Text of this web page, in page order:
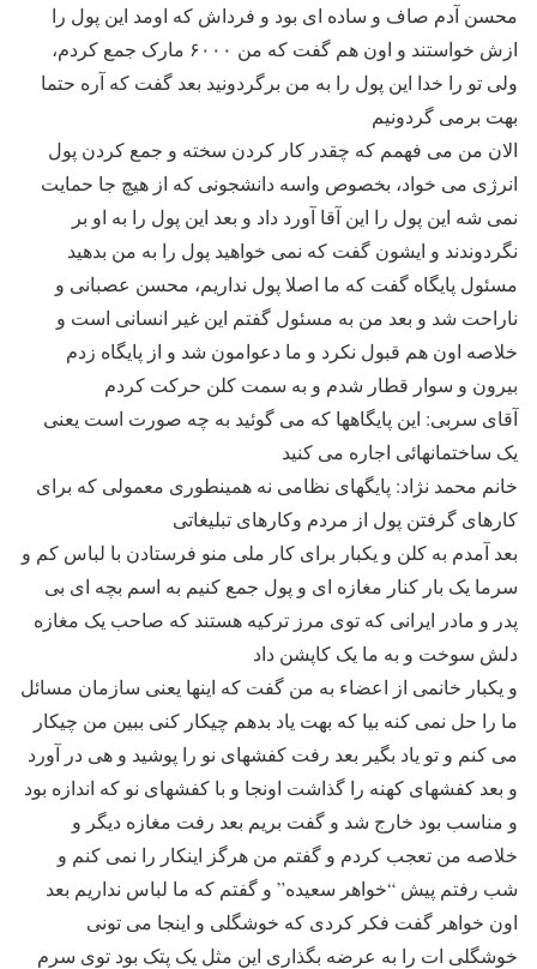
محسن آدم صاف و ساده ای بود و فرداش که اومد این پول را
ازش خواستند و اون هم گفت که من ۶۰۰۰ مارک جمع کردم،
ولی تو را خدا این پول را به من برگردونید بعد گفت که آره حتما
بهت برمی گردونیم
الان من می فهمم که چقدر کار کردن سخته و جمع کردن پول
انرژی می خواد، بخصوص واسه دانشجونی که از هیچ جا حمایت
نمی شه این پول را این آقا آورد داد و بعد این پول را به او بر
نگردوندند و ایشون گفت که نمی خواهید پول را به من بدهید
مسئول پایگاه گفت که ما اصلا پول نداریم، محسن عصبانی و
ناراحت شد و بعد من به مسئول گفتم این غیر انسانی است و
خلاصه اون هم قبول نکرد و ما دعوامون شد و از پایگاه زدم
بیرون و سوار قطار شدم و به سمت کلن حرکت کردم
آقای سربی: این پایگاهها که می گوئید به چه صورت است یعنی
یک ساختمانهائی اجاره می کنید
خانم محمد نژاد: پایگهای نظامی نه همینطوری معمولی که برای
کارهای گرفتن پول از مردم وکارهای تبلیغاتی
بعد آمدم به کلن و یکبار برای کار ملی منو فرستادن با لباس کم و
سرما یک بار کنار مغازه ای و پول جمع کنیم به اسم بچه ای بی
پدر و مادر ایرانی که توی مرز ترکیه هستند که صاحب یک مغازه
دلش سوخت و به ما یک کاپشن داد
و یکبار خانمی از اعضاء به من گفت که اینها یعنی سازمان مسائل
ما را حل نمی کنه بیا که بهت یاد بدهم چیکار کنی ببین من چیکار
می کنم و تو یاد بگیر بعد رفت کفشهای نو را پوشید و هی در آورد
و بعد کفشهای کهنه را گذاشت اونجا و با کفشهای نو که اندازه بود
و مناسب بود خارج شد و گفت بریم بعد رفت مغازه دیگر و
خلاصه من تعجب کردم و گفتم من هرگز اینکار را نمی کنم و
شب رفتم پیش “خواهر سعیده” و گفتم که ما لباس نداریم بعد
اون خواهر گفت فکر کردی که خوشگلی و اینجا می تونی
خوشگلی ات را به عرضه بگذاری این مثل یک پتک بود توی سرم